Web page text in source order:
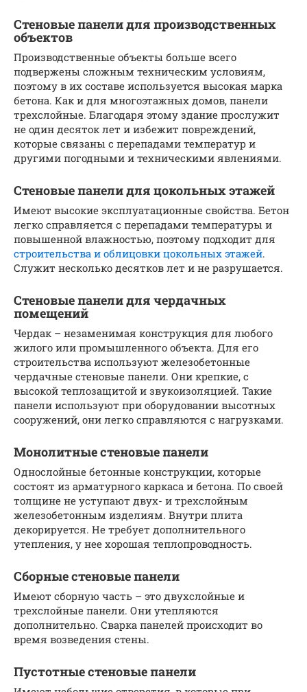
Стеновые панели для производственных
объектов
Производственные объекты больше всего
подвержены сложным техническим условиям,
поэтому в их составе используется высокая марка
бетона. Как и для многоэтажных домов, панели
трехслойные. Благодаря этому здание прослужит
не один десяток лет и избежит повреждений,
которые связаны с перепадами температур и
другими погодными и техническими явлениями.
Стеновые панели для цокольных этажей
Имеют высокие эксплуатационные свойства. Бетон
легко справляется с перепадами температуры и
повышенной влажностью, поэтому подходит для
строительства и облицовки цокольных этажей.
Служит несколько десятков лет и не разрушается.
Стеновые панели для чердачных
помещений
Чердак – незаменимая конструкция для любого
жилого или промышленного объекта. Для его
строительства используют железобетонные
чердачные стеновые панели. Они крепкие, с
высокой теплозащитой и звукоизоляцией. Такие
панели используют при оборудовании высотных
сооружений, они легко справляются с нагрузками.
Монолитные стеновые панели
Однослойные бетонные конструкции, которые
состоят из арматурного каркаса и бетона. По своей
толщине не уступают двух- и трехслойным
железобетонным изделиям. Внутри плита
декорируется. Не требует дополнительного
утепления, у нее хорошая теплопроводность.
Сборные стеновые панели
Имеют сборную часть – это двухслойные и
трехслойные панели. Они утепляются
дополнительно. Сварка панелей происходит во
время возведения стены.
Пустотные стеновые панели